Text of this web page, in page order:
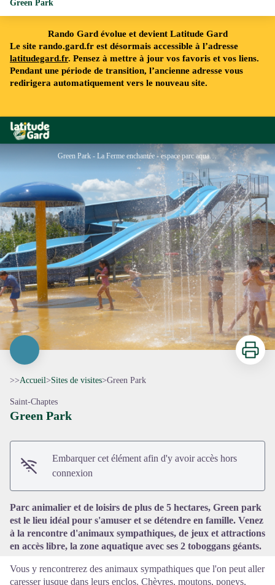
Rando Gard évolue et devient Latitude Gard
Le site rando.gard.fr est désormais accessible à l’adresse
latitudegard.fr. Pensez à mettre à jour vos favoris et vos liens.
Pendant une période de transition, l’ancienne adresse vous
redirigera automatiquement vers le nouveau site.
Rando Gard
Green Park
Green Park - La Ferme enchantée - espace parc aquatique - ®Green Park
Voir l'image en plein écran
Imprimer
>>Accueil>Sites de visites>Green Park
Saint-Chaptes
Green Park
Embarquer cet élément afin d'y avoir accès hors
connexion
Parc animalier et de loisirs de plus de 5 hectares, Green park
est le lieu idéal pour s'amuser et se détendre en famille. Venez
à la rencontre d'animaux sympathiques, de jeux et attractions
en accès libre, la zone aquatique avec ses 2 toboggans géants.
Vous y rencontrerez des animaux sympathiques que l'on peut aller
caresser jusque dans leurs enclos. Chèvres, moutons, poneys,